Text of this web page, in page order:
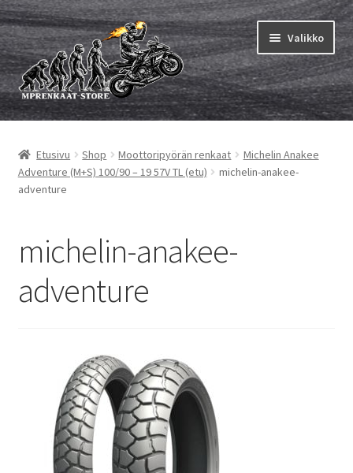
Siirry
navigointiin
Siirry
sisältöön
Valikko
MP renkaat
tason
Sisärenkaat ja nauhat
Vinkit&ohjeet
Yhteys
Etusivu Shop Moottoripyörän renkaat
Michelin Anakee
Adventure (M+S) 100/90 – 19 57V TL (etu)
michelin-anakee-
adventure
michelin-anakee-
adventure